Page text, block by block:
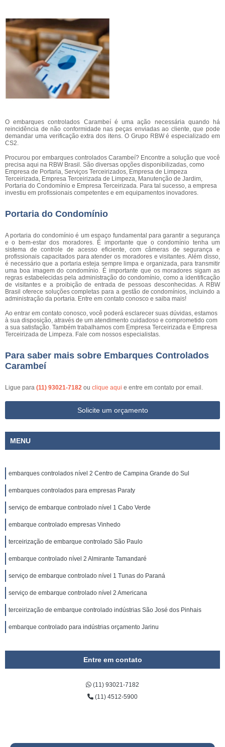
O embarques controlados Carambeí é uma ação necessária quando há
reincidência de não conformidade nas peças enviadas ao cliente, que pode
demandar uma verificação extra dos itens. O Grupo RBW é especializado em
CS2.
Procurou por embarques controlados Carambeí? Encontre a solução que você
precisa aqui na RBW Brasil. São diversas opções disponibilizadas, como
Empresa de Portaria, Serviços Terceirizados, Empresa de Limpeza
Terceirizada, Empresa Terceirizada de Limpeza, Manutenção de Jardim,
Portaria do Condomínio e Empresa Terceirizada. Para tal sucesso, a empresa
investiu em profissionais competentes e em equipamentos inovadores.
Portaria do Condomínio
A portaria do condomínio é um espaço fundamental para garantir a segurança
e o bem-estar dos moradores. É importante que o condomínio tenha um
sistema de controle de acesso eficiente, com câmeras de segurança e
profissionais capacitados para atender os moradores e visitantes. Além disso,
é necessário que a portaria esteja sempre limpa e organizada, para transmitir
uma boa imagem do condomínio. É importante que os moradores sigam as
regras estabelecidas pela administração do condomínio, como a identificação
de visitantes e a proibição de entrada de pessoas desconhecidas. A RBW
Brasil oferece soluções completas para a gestão de condomínios, incluindo a
administração da portaria. Entre em contato conosco e saiba mais!
Ao entrar em contato conosco, você poderá esclarecer suas dúvidas, estamos
à sua disposição, através de um atendimento cuidadoso e comprometido com
a sua satisfação. Também trabalhamos com Empresa Terceirizada e Empresa
Terceirizada de Limpeza. Fale com nossos especialistas.
Para saber mais sobre Embarques Controlados
Carambeí
Ligue para (11) 93021-7182 ou clique aqui e entre em contato por email.
Solicite um orçamento
MENU
embarques controlados nível 2 Centro de Campina Grande do Sul
embarques controlados para empresas Paraty
serviço de embarque controlado nível 1 Cabo Verde
embarque controlado empresas Vinhedo
terceirização de embarque controlado São Paulo
embarque controlado nível 2 Almirante Tamandaré
serviço de embarque controlado nível 1 Tunas do Paraná
serviço de embarque controlado nível 2 Americana
terceirização de embarque controlado indústrias São José dos Pinhais
embarque controlado para indústrias orçamento Jarinu
Entre em contato
(11) 93021-7182
(11) 4512-5900